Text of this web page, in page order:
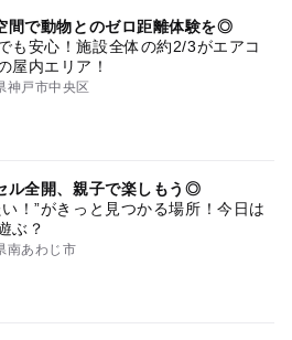
間で動物とのゼロ距離体験を◎
も安心！施設全体の約2/3がエアコ
屋内エリア！
神戸市中央区
ル全開、親子で楽しもう◎
い！”がきっと見つかる場所！今日は
ぶ？
南あわじ市